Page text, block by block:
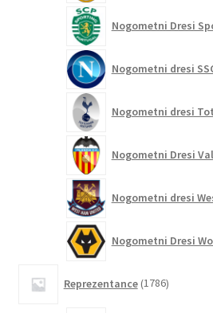
Nogometni Dresi
Nogometni dresi
Nogometni dresi
Nogometni Dresi
Nogometni dresi
Nogometni Dresi
Reprezentance 1786izdelkov